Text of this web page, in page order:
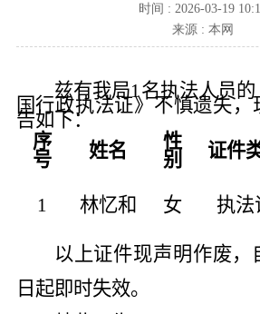
时间 : 2026-03-19
来源 : 本网
兹有我局1名执法人员
国行政执法证》不慎遗失
告如下：
序
号
姓名
性
别
证件
1 林忆和 女 执法
以上证件现声明作废，
日起即时失效。